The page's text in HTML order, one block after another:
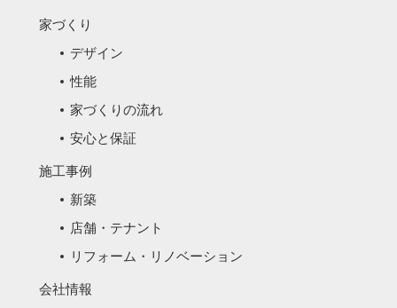
家づくり
デザイン
性能
家づくりの流れ
安心と保証
施工事例
新築
店舗・テナント
リフォーム・リノベーション
会社情報